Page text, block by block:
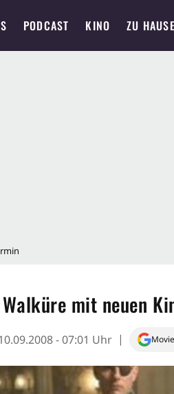
PODCAST KINO ZU HAUSE
Walküre mit neuen
- 07:01 Uhr